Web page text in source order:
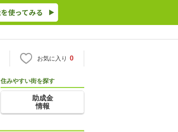
お気に入り 0
住みやすい街を探す
助成金
情報